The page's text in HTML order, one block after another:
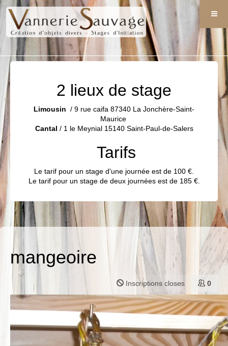
2 lieux de stage
Limousin / 9 rue caifa 87340 La Jonchère-Saint-
Maurice
Cantal / 1 le Meynial 15140 Saint-Paul-de-Salers
Tarifs
Le tarif pour un stage d'une journée est de 100 €.
Le tarif pour un stage de deux journées est de 185 €.
mangeoire
Inscriptions closes 0